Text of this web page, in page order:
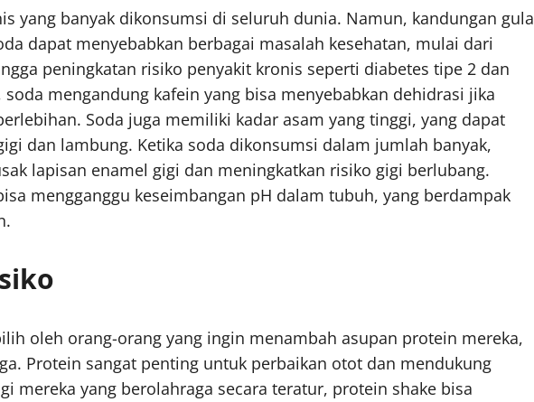
yang banyak dikonsumsi di seluruh dunia. Namun, kandungan gula
dapat menyebabkan berbagai masalah kesehatan, mulai dari
peningkatan risiko penyakit kronis seperti diabetes tipe 2 dan
mengandung kafein yang bisa menyebabkan dehidrasi jika
Soda juga memiliki kadar asam yang tinggi, yang dapat
dan lambung. Ketika soda dikonsumsi dalam jumlah banyak,
lapisan enamel gigi dan meningkatkan risiko gigi berlubang.
mengganggu keseimbangan pH dalam tubuh, yang berdampak
oleh orang-orang yang ingin menambah asupan protein mereka,
Protein sangat penting untuk perbaikan otot dan mendukung
mereka yang berolahraga secara teratur, protein shake bisa